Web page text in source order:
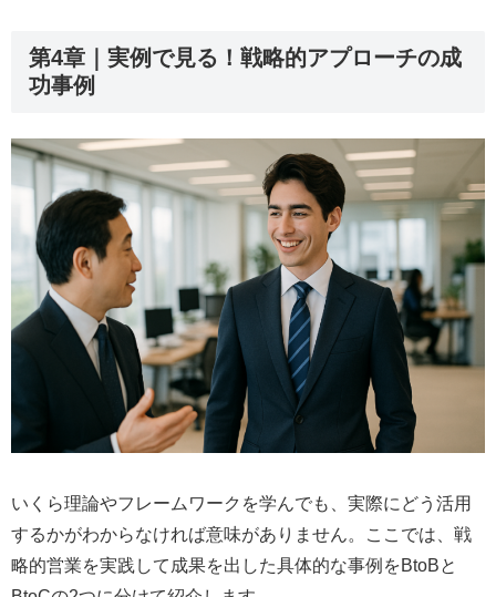
第4章｜実例で見る！戦略的アプローチの成
功事例
いくら理論やフレームワークを学んでも、実際にどう活用
するかがわからなければ意味がありません。ここでは、戦
略的営業を実践して成果を出した具体的な事例をBtoBと